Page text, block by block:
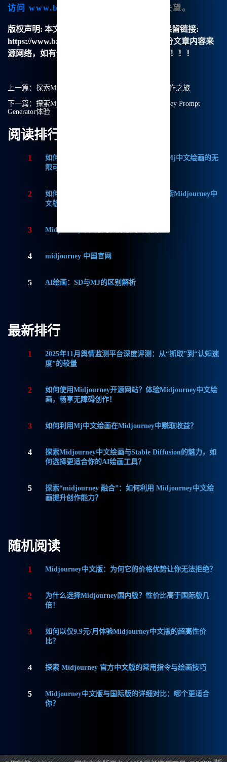
访问 www.bzu.cn ，我相信你绝对不会失望。
版权声明: 本文由【B族智能】原创，转载请保留链接:
https://www.bzu.cn/news/show/8910.html，部分文章内容来
源网络，如有侵权请联系我们删除处理。谢谢！！！
上一篇： 探索Midjourney中文绘画：带你踏上高效创作之旅
下一篇： 探索Mj中文绘画的无限可能：我的Midjourney Prompt
Generator体验
阅读排行
1
如何获取Midjourney破解版免费？探索Mj中文绘画的无
限可能
2
如何轻松实现Midjourney本地部署？探索Midjourney中
文版的无限可能
3 Midjourney中文版与国际版的深度对比
4 midjourney 中国官网
5 AI绘画：SD与MJ的区别解析
最新排行
1
2025年11月舆情监测平台深度评测：从“抓取”到“认知速
度”的较量
2
如何使用Midjourney开源网站？体验Midjourney中文绘
画，畅享无障碍创作！
3 如何利用Mj中文绘画在Midjourney中赚取收益？
4
探索Midjourney中文绘画与Stable Diffusion的魅力，如
何选择更适合你的AI绘画工具？
5
探索“midjourney 融合”：如何利用 Midjourney中文绘
画提升创作能力？
随机阅读
1 Midjourney中文版：为何它的价格优势让你无法拒绝？
2
为什么选择Midjourney国内版？性价比高于国际版几
倍！
3
如何以仅9.9元/月体验Midjourney中文版的超高性价
比？
4 探索 Midjourney 官方中文版的常用指令与绘画技巧
5
Midjourney中文版与国际版的详细对比：哪个更适合
你？